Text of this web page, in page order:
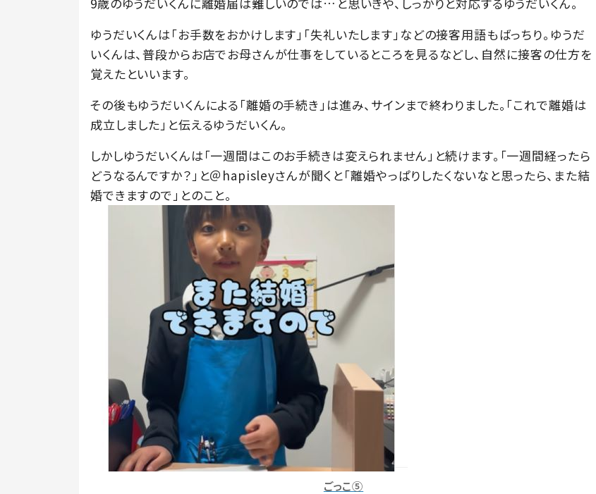
ゆうだいくんは「お手数をおかけします」「失礼いたします」などの接客用語もばっちり。ゆうだ
いくんは、普段からお店でお母さんが仕事をしているところを見るなどし、自然に接客の仕方を
覚えたといいます。
その後もゆうだいくんによる「離婚の手続き」は進み、サインまで終わりました。「これで離婚は
成立しました」と伝えるゆうだいくん。
しかしゆうだいくんは「一週間はこのお手続きは変えられません」と続けます。「一週間経ったら
どうなるんですか？」と＠hapisleyさんが聞くと「離婚やっぱりしたくないなと思ったら、また結
婚できますので」とのこと。
ごっこ⑤